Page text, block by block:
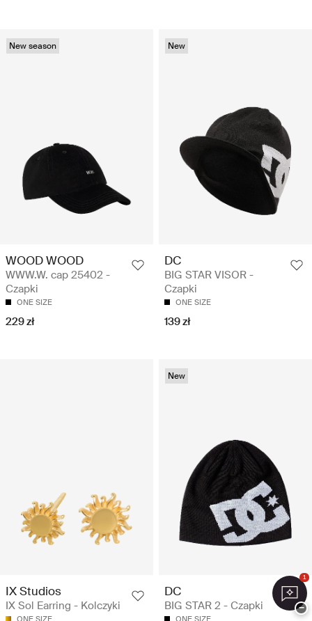
New season
WOOD WOOD
WWW.W. cap 25402 -
Czapki
ONE SIZE
229 zł
New
DC
BIG STAR VISOR -
Czapki
ONE SIZE
139 zł
IX Studios
IX Sol Earring - Kolczyki
ONE SIZE
New
DC
BIG STAR 2 - Czapki
ONE SIZE
1
−